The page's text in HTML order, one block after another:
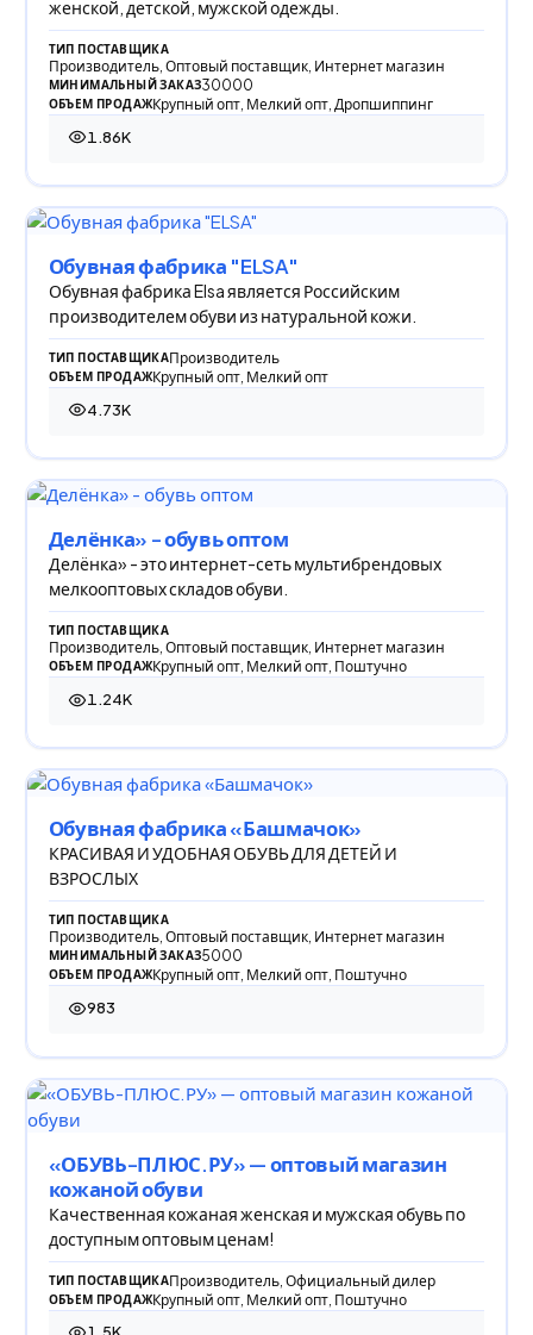
женской, детской, мужской одежды.
ТИП ПОСТАВЩИКА
Производитель, Оптовый поставщик, Интернет магазин
МИНИМАЛЬНЫЙ ЗАКАЗ30000
ОБЪЕМ ПРОДАЖКрупный опт, Мелкий опт, Дропшиппинг
1.86K
1 864 просмотра
Обувная фабрика "ELSA"
Обувная фабрика Elsa является Российским
производителем обуви из натуральной кожи.
ТИП ПОСТАВЩИКАПроизводитель
ОБЪЕМ ПРОДАЖКрупный опт, Мелкий опт
4.73K
4 732 просмотра
Делёнка» - обувь оптом
Делёнка» - это интернет-сеть мультибрендовых
мелкооптовых складов обуви.
ТИП ПОСТАВЩИКА
Производитель, Оптовый поставщик, Интернет магазин
ОБЪЕМ ПРОДАЖКрупный опт, Мелкий опт, Поштучно
1.24K
1 244 просмотра
Обувная фабрика «Башмачок»
КРАСИВАЯ И УДОБНАЯ ОБУВЬ ДЛЯ ДЕТЕЙ И
ВЗРОСЛЫХ
ТИП ПОСТАВЩИКА
Производитель, Оптовый поставщик, Интернет магазин
МИНИМАЛЬНЫЙ ЗАКАЗ5000
ОБЪЕМ ПРОДАЖКрупный опт, Мелкий опт, Поштучно
983
983 просмотра
«ОБУВЬ-ПЛЮС.РУ» — оптовый магазин
кожаной обуви
Качественная кожаная женская и мужская обувь по
доступным оптовым ценам!
ТИП ПОСТАВЩИКАПроизводитель, Официальный дилер
ОБЪЕМ ПРОДАЖКрупный опт, Мелкий опт, Поштучно